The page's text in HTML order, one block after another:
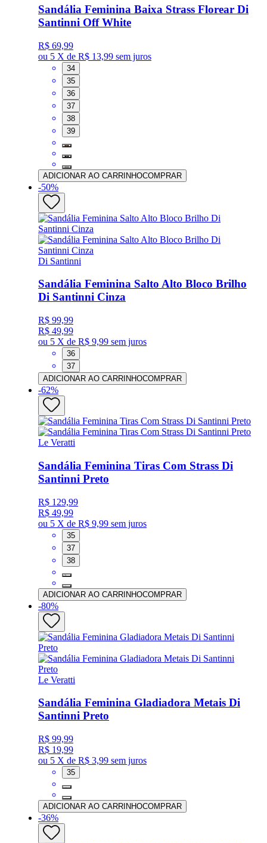
Sandália Feminina Baixa Strass Florear Di
Santinni Off White
R$ 69,99
ou 5 X de R$ 13,99 sem juros
34
35
36
37
38
39
ADICIONAR AO CARRINHOCOMPRAR
-50%
Di Santinni
Sandália Feminina Salto Alto Bloco Brilho
Di Santinni Cinza
R$ 99,99
R$ 49,99
ou 5 X de R$ 9,99 sem juros
36
37
ADICIONAR AO CARRINHOCOMPRAR
-62%
Le Veratti
Sandália Feminina Tiras Com Strass Di
Santinni Preto
R$ 129,99
R$ 49,99
ou 5 X de R$ 9,99 sem juros
35
37
38
ADICIONAR AO CARRINHOCOMPRAR
-80%
Le Veratti
Sandália Feminina Gladiadora Metais Di
Santinni Preto
R$ 99,99
R$ 19,99
ou 5 X de R$ 3,99 sem juros
35
ADICIONAR AO CARRINHOCOMPRAR
-36%